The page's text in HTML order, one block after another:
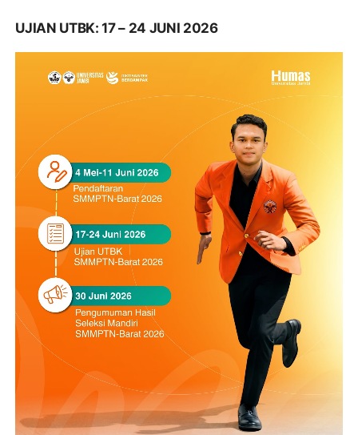
UJIAN UTBK: 17 – 24 JUNI 2026